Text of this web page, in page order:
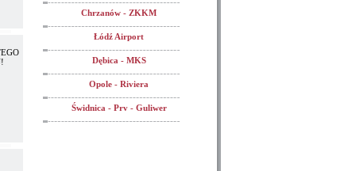
Chrzanów - ZKKM
Łódź Airport
Dębica - MKS
Opole - Riviera
Świdnica - Prv - Guliwer